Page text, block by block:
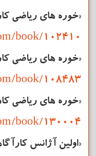
«خوره های ریاضی
book/102410
«خوره های ریاضی
book/108483
«خوره های ریاضی
book/130004
«اولین آژانس